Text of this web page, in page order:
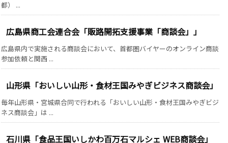
都） ...
広島県商工会連合会「販路開拓支援事業「商談会」」
広島県内で実施される商談会において、首都圏バイヤーのオンライン商談
参加依頼と関西 ...
山形県「おいしい山形・食材王国みやぎビジネス商談会」
毎年山形県・宮城県合同で行われる「おいしい山形・食材王国みやぎビジ
ネス商談会」は ...
石川県「食品王国いしかわ百万石マルシェ WEB商談会」